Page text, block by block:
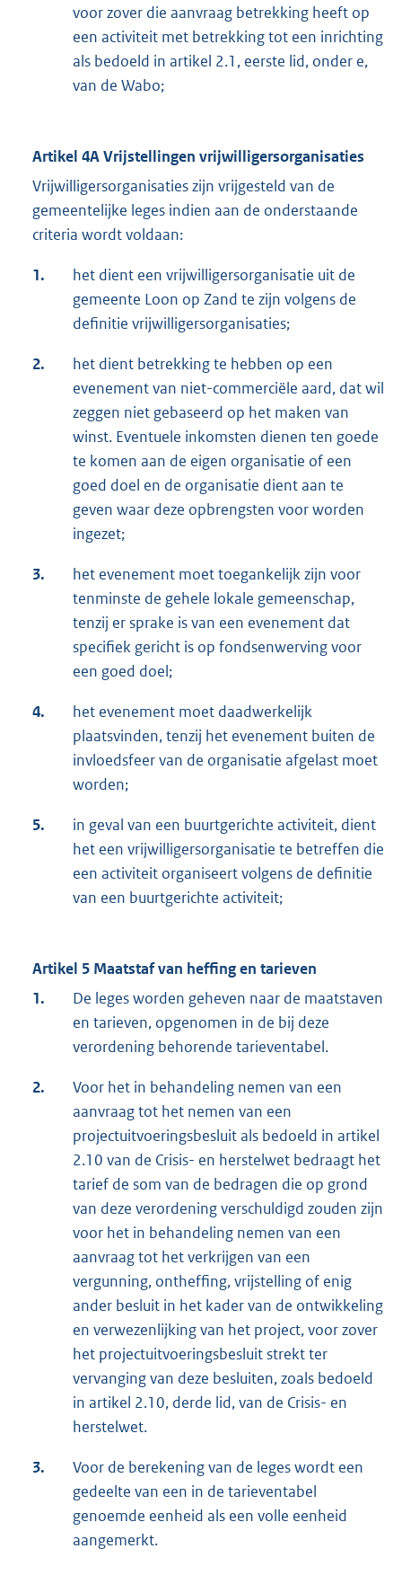
voor zover die aanvraag betrekking heeft op
een activiteit met betrekking tot een inrichting
als bedoeld in artikel 2.1, eerste lid, onder e,
van de Wabo;
Artikel 4A Vrijstellingen vrijwilligersorganisaties
Vrijwilligersorganisaties zijn vrijgesteld van de
gemeentelijke leges indien aan de onderstaande
criteria wordt voldaan:
1.
het dient een vrijwilligersorganisatie uit de
gemeente Loon op Zand te zijn volgens de
definitie vrijwilligersorganisaties;
2.
het dient betrekking te hebben op een
evenement van niet-commerciële aard, dat wil
zeggen niet gebaseerd op het maken van
winst. Eventuele inkomsten dienen ten goede
te komen aan de eigen organisatie of een
goed doel en de organisatie dient aan te
geven waar deze opbrengsten voor worden
ingezet;
3.
het evenement moet toegankelijk zijn voor
tenminste de gehele lokale gemeenschap,
tenzij er sprake is van een evenement dat
specifiek gericht is op fondsenwerving voor
een goed doel;
4.
het evenement moet daadwerkelijk
plaatsvinden, tenzij het evenement buiten de
invloedsfeer van de organisatie afgelast moet
worden;
5.
in geval van een buurtgerichte activiteit, dient
het een vrijwilligersorganisatie te betreffen die
een activiteit organiseert volgens de definitie
van een buurtgerichte activiteit;
Artikel 5 Maatstaf van heffing en tarieven
1.
De leges worden geheven naar de maatstaven
en tarieven, opgenomen in de bij deze
verordening behorende tarieventabel.
2.
Voor het in behandeling nemen van een
aanvraag tot het nemen van een
projectuitvoeringsbesluit als bedoeld in artikel
2.10 van de Crisis- en herstelwet bedraagt het
tarief de som van de bedragen die op grond
van deze verordening verschuldigd zouden zijn
voor het in behandeling nemen van een
aanvraag tot het verkrijgen van een
vergunning, ontheffing, vrijstelling of enig
ander besluit in het kader van de ontwikkeling
en verwezenlijking van het project, voor zover
het projectuitvoeringsbesluit strekt ter
vervanging van deze besluiten, zoals bedoeld
in artikel 2.10, derde lid, van de Crisis- en
herstelwet.
3.
Voor de berekening van de leges wordt een
gedeelte van een in de tarieventabel
genoemde eenheid als een volle eenheid
aangemerkt.